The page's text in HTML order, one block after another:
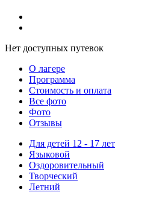
Нет доступных путевок
О лагере
Программа
Стоимость и оплата
Все фото
Фото
Отзывы
Для детей 12 - 17 лет
Языковой
Оздоровительный
Творческий
Летний